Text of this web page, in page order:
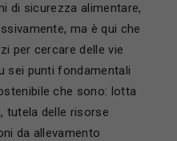
di sicurezza alimentare,
ma è qui che
per cercare delle vie
sei punti fondamentali
che sono: lotta
tutela delle risorse
da allevamento